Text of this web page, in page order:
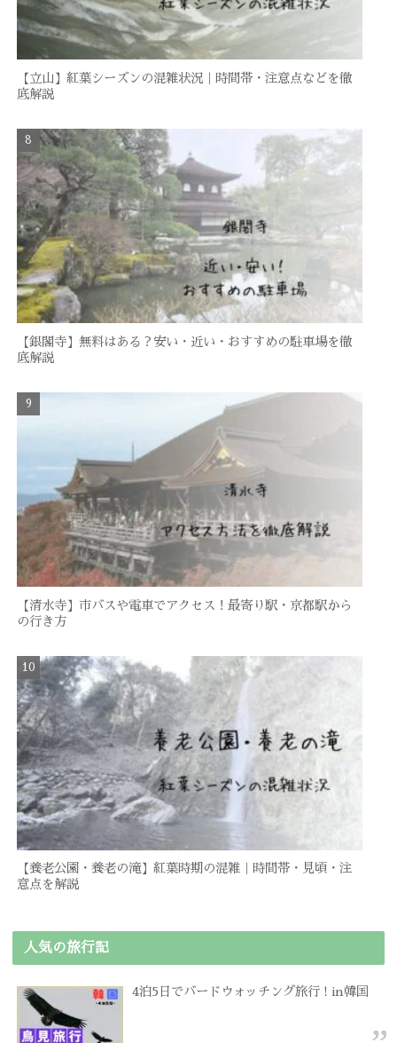
【立山】紅葉シーズンの混雑状況｜時間帯・注意点などを徹
底解説
【銀閣寺】無料はある？安い・近い・おすすめの駐車場を徹
底解説
【清水寺】市バスや電車でアクセス！最寄り駅・京都駅から
の行き方
【養老公園・養老の滝】紅葉時期の混雑｜時間帯・見頃・注
意点を解説
人気の旅行記
4泊5日でバードウォッチング旅行 ! in韓国